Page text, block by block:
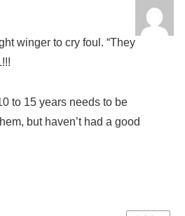
winger to cry foul. “They
to 15 years needs to be
but haven’t had a good